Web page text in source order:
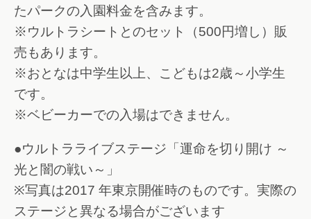
たパークの入園料金を含みます。
※ウルトラシートとのセット（500円増し）販
売もあります。
※おとなは中学生以上、こどもは2歳～小学生
です。
※ベビーカーでの入場はできません。
●ウルトラライブステージ「運命を切り開け ～
光と闇の戦い～」
※写真は2017 年東京開催時のものです。実際の
ステージと異なる場合がございます